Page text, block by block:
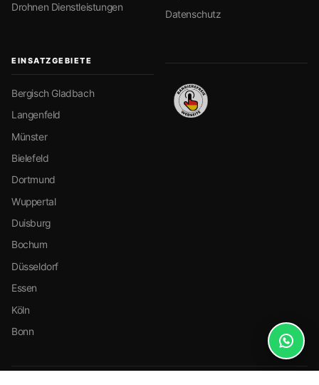
Drohnen Dienstleistungen
Datenschutz
EINSATZGEBIETE
Bergisch Gladbach
Langenfeld
Münster
Bielefeld
Dortmund
Wuppertal
Duisburg
Bochum
Düsseldorf
Essen
Köln
Bonn